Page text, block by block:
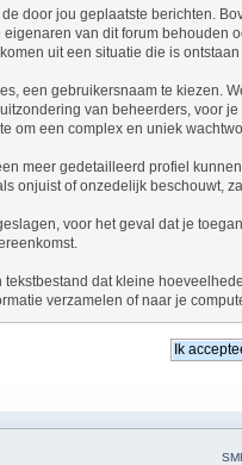
door jou geplaatste berichten.
van dit forum
uit een situatie die is
een gebruikersnaam te kiezen.
van beheerders, voor
om een complex en uniek
meer gedetailleerd profiel
onjuist of onzedelijk beschouwt,
voor het geval dat je
dat kleine
verzamelen of naar je